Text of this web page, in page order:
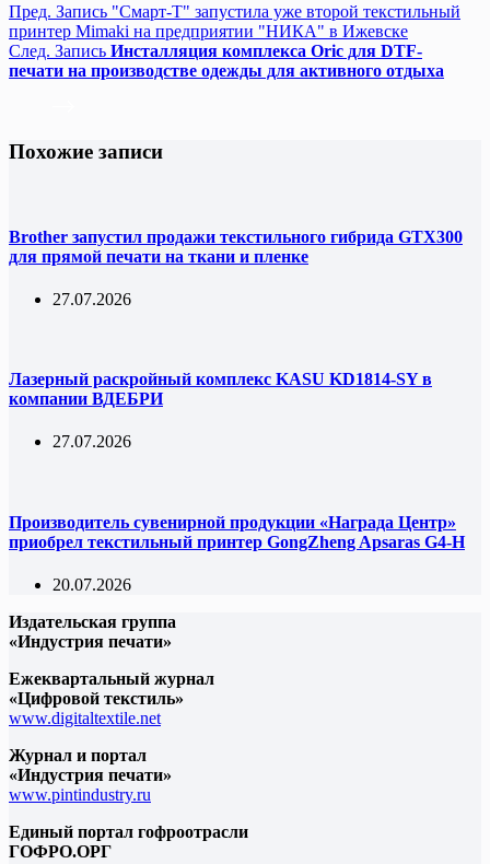
Пред. Запись "Смарт-Т" запустила уже второй текстильный
принтер Mimaki на предприятии "НИКА" в Ижевске
След. Запись Инсталляция комплекса Oric для DTF-
печати на производстве одежды для активного отдыха
Похожие записи
Brother запустил продажи текстильного гибрида GTX300
для прямой печати на ткани и пленке
27.07.2026
Лазерный раскройный комплекс KASU KD1814-SY в
компании ВДЕБРИ
27.07.2026
Производитель сувенирной продукции «Награда Центр»
приобрел текстильный принтер GongZheng Apsaras G4-H
20.07.2026
Издательская группа
«Индустрия печати»
Ежеквартальный журнал
«Цифровой текстиль»
www.digitaltextile.net
Журнал и портал
«Индустрия печати»
www.pintindustry.ru
Единый портал гофроотрасли
ГОФРО.ОРГ